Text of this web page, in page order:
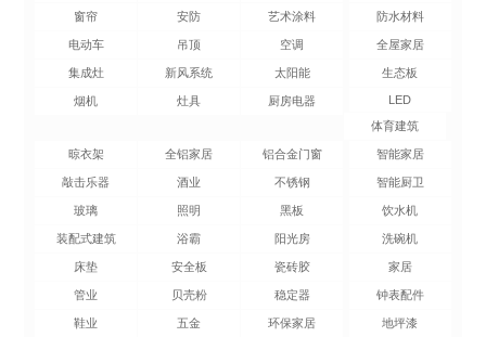
窗帘 安防 艺术涂料 防水材料
电动车 吊顶 空调 全屋家居
集成灶 新风系统 太阳能 生态板
烟机 灶具 厨房电器
LED
体育建筑
晾衣架 全铝家居 智能家居
铝合金门窗
敲击乐器 酒业 智能厨卫
不锈钢
玻璃 照明 饮水机
黑板
装配式建筑 浴霸 洗碗机
阳光房
床垫 安全板 家居
瓷砖胶
管业 贝壳粉 钟表配件
稳定器
鞋业 五金 地坪漆
环保家居